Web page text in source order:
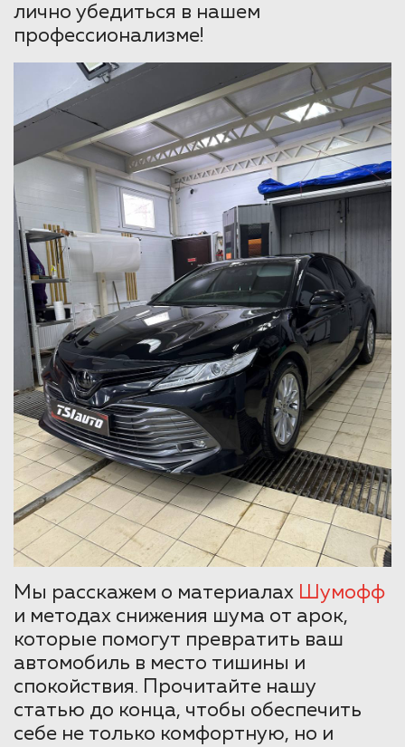
лично убедиться в нашем
профессионализме!
Мы расскажем о материалах Шумофф
и методах снижения шума от арок,
которые помогут превратить ваш
автомобиль в место тишины и
спокойствия. Прочитайте нашу
статью до конца, чтобы обеспечить
себе не только комфортную, но и